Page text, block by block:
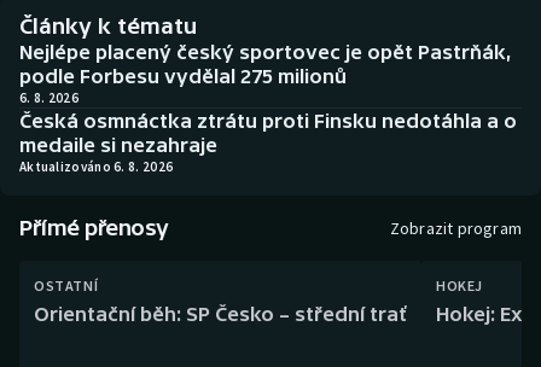
Biatlon
Boby a skeleton
Box
Curling
Dostihy
Aplikace ČT sport
AZ kvíz
Články k tématu
Nejlépe placený český sportovec je opět Pastrňák,
podle Forbesu vydělal 275 milionů
6. 8. 2026
Česká osmnáctka ztrátu proti Finsku nedotáhla a o
medaile si nezahraje
Aktualizováno 6. 8. 2026
Přímé přenosy Zobrazit program
OSTATNÍ
Orientační běh: SP Česko – střední trať
HOKEJ
Hokej: